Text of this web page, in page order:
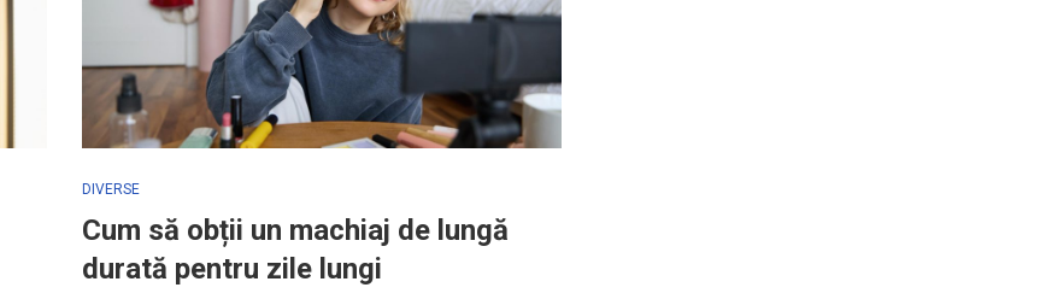
DIVERSE
Cum să obții un machiaj de lungă
durată pentru zile lungi